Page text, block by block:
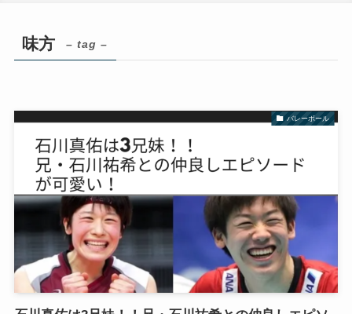
味方 – tag –
バレーボール